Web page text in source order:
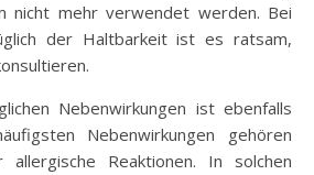
nicht mehr verwendet werden. Bei
der Haltbarkeit ist es ratsam,
Nebenwirkungen ist ebenfalls
Nebenwirkungen gehören
allergische Reaktionen. In solchen